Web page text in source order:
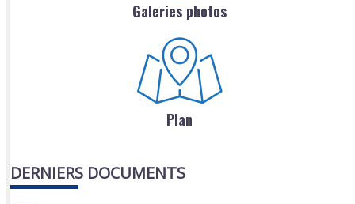
Galeries photos
Plan
DERNIERS DOCUMENTS